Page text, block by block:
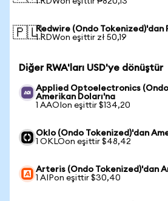
🇵🇱Redwire (Ondo Tokenized)'dan
1 RDWon eşittir zł 50,19
Diğer RWA'ları USD'ye dönüştür
Applied Optoelectronics
Amerikan Doları'na
1 AAOIon eşittir $134,20
Oklo (Ondo Tokenized)'dan
1 OKLOon eşittir $48,42
Arteris (Ondo Tokenized)'dan
1 AIPon eşittir $30,40